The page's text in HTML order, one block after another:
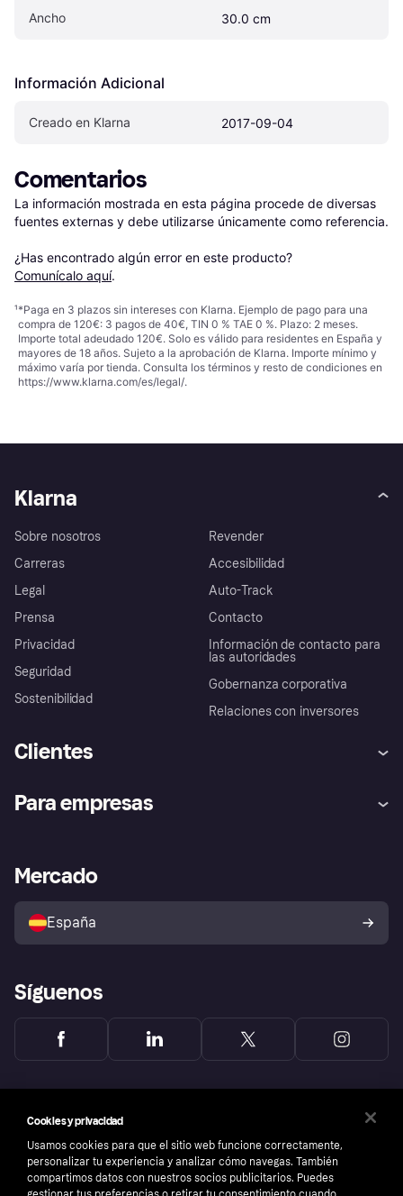
Ancho 30.0 cm
Información Adicional
Creado en Klarna 2017-09-04
Comentarios
La información mostrada en esta página procede de diversas
fuentes externas y debe utilizarse únicamente como referencia.
¿Has encontrado algún error en este producto?
Comunícalo aquí.
¹*Paga en 3 plazos sin intereses con Klarna. Ejemplo de pago para una
compra de 120€: 3 pagos de 40€, TIN 0 % TAE 0 %. Plazo: 2 meses.
Importe total adeudado 120€. Solo es válido para residentes en España y
mayores de 18 años. Sujeto a la aprobación de Klarna. Importe mínimo y
máximo varía por tienda. Consulta los términos y resto de condiciones en
https://www.klarna.com/es/legal/.
Klarna
Sobre nosotros
Carreras
Legal
Prensa
Privacidad
Seguridad
Sostenibilidad
Revender
Accesibilidad
Auto-Track
Contacto
Información de contacto para
las autoridades
Gobernanza corporativa
Relaciones con inversores
Clientes
Inicio de sesión
Directorio de tiendas
Política de protección al
comprador de Klarna
Reclamaciones
Para empresas
Acceso empresas
Mercado
España
Síguenos
Cookies y privacidad
Usamos cookies para que el sitio web funcione correctamente,
personalizar tu experiencia y analizar cómo navegas. También
compartimos datos con nuestros socios publicitarios. Puedes